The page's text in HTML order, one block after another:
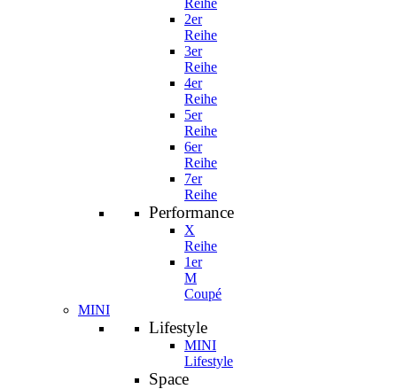
Reihe
2er
Reihe
3er
Reihe
4er
Reihe
5er
Reihe
6er
Reihe
7er
Reihe
Performance
X
Reihe
1er
M
Coupé
MINI
Lifestyle
MINI
Lifestyle
Space